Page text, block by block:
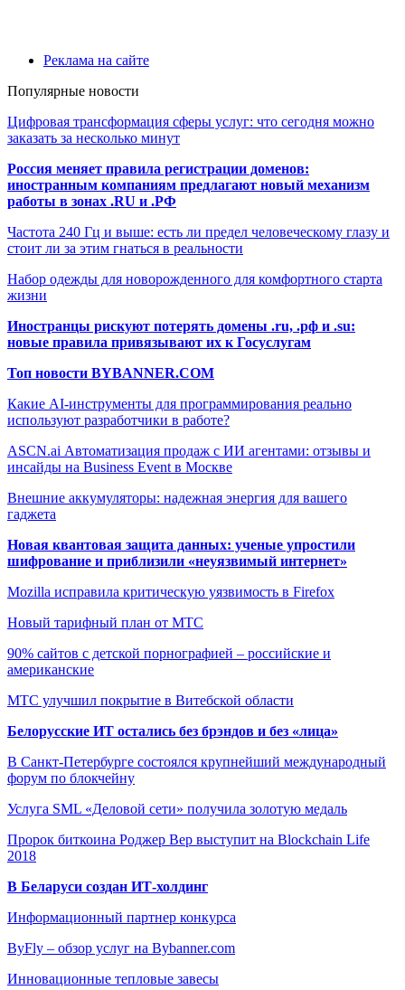
Реклама на сайте
Популярные новости
Цифровая трансформация сферы услуг: что сегодня можно
заказать за несколько минут
Россия меняет правила регистрации доменов:
иностранным компаниям предлагают новый механизм
работы в зонах .RU и .РФ
Частота 240 Гц и выше: есть ли предел человеческому глазу и
стоит ли за этим гнаться в реальности
Набор одежды для новорожденного для комфортного старта
жизни
Иностранцы рискуют потерять домены .ru, .рф и .su:
новые правила привязывают их к Госуслугам
Топ новости BYBANNER.COM
Какие AI-инструменты для программирования реально
используют разработчики в работе?
ASCN.ai Автоматизация продаж с ИИ агентами: отзывы и
инсайды на Business Event в Москве
Внешние аккумуляторы: надежная энергия для вашего
гаджета
Новая квантовая защита данных: ученые упростили
шифрование и приблизили «неуязвимый интернет»
Mozilla исправила критическую уязвимость в Firefox
Новый тарифный план от МТС
90% сайтов с детской порнографией – российские и
американские
МТС улучшил покрытие в Витебской области
Белорусские ИТ остались без брэндов и без «лица»
В Санкт-Петербурге состоялся крупнейший международный
форум по блокчейну
Услуга SML «Деловой сети» получила золотую медаль
Пророк биткоина Роджер Вер выступит на Blockchain Life
2018
В Беларуси создан ИТ-холдинг
Информационный партнер конкурса
ByFly – обзор услуг на Bybanner.com
Инновационные тепловые завесы